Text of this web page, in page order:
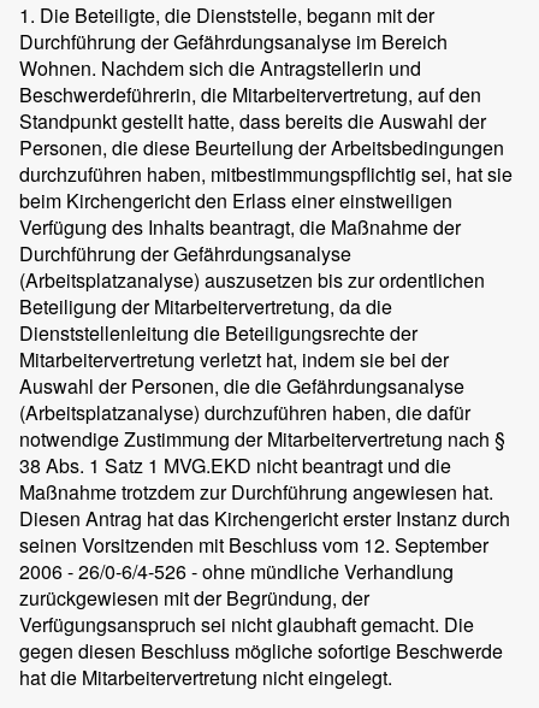
1. Die Beteiligte, die Dienststelle, begann mit der
Durchführung der Gefährdungsanalyse im Bereich
Wohnen. Nachdem sich die Antragstellerin und
Beschwerdeführerin, die Mitarbeitervertretung, auf den
Standpunkt gestellt hatte, dass bereits die Auswahl der
Personen, die diese Beurteilung der Arbeitsbedingungen
durchzuführen haben, mitbestimmungspflichtig sei, hat sie
beim Kirchengericht den Erlass einer einstweiligen
Verfügung des Inhalts beantragt, die Maßnahme der
Durchführung der Gefährdungsanalyse
(Arbeitsplatzanalyse) auszusetzen bis zur ordentlichen
Beteiligung der Mitarbeitervertretung, da die
Dienststellenleitung die Beteiligungsrechte der
Mitarbeitervertretung verletzt hat, indem sie bei der
Auswahl der Personen, die die Gefährdungsanalyse
(Arbeitsplatzanalyse) durchzuführen haben, die dafür
notwendige Zustimmung der Mitarbeitervertretung nach §
38 Abs. 1 Satz 1 MVG.EKD nicht beantragt und die
Maßnahme trotzdem zur Durchführung angewiesen hat.
Diesen Antrag hat das Kirchengericht erster Instanz durch
seinen Vorsitzenden mit Beschluss vom 12. September
2006 - 26/0-6/4-526 - ohne mündliche Verhandlung
zurückgewiesen mit der Begründung, der
Verfügungsanspruch sei nicht glaubhaft gemacht. Die
gegen diesen Beschluss mögliche sofortige Beschwerde
hat die Mitarbeitervertretung nicht eingelegt.